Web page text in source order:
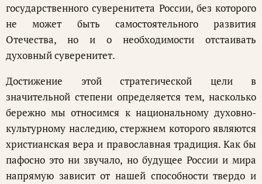
государственного суверенитета России, без которого
не может быть самостоятельного развития
Отечества, но и о необходимости отстаивать
духовный суверенитет.
Достижение этой стратегической цели в
значительной степени определяется тем, насколько
бережно мы относимся к национальному духовно-
культурному наследию, стержнем которого являются
христианская вера и православная традиция. Как бы
пафосно это ни звучало, но будущее России и мира
напрямую зависит от нашей способности твердо и